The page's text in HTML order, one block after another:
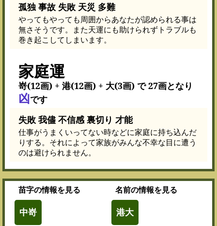
孤独 事故 失敗 天災 多難
やってもやっても周囲からあなたが認められる事は
無さそうです。また天運にも助けられずトラブルも
巻き起こしてしまいます。
家庭運
嵜(12画) + 港(12画) + 大(3画) で 27画となり
凶です
失敗 我儘 不信感 裏切り 才能
仕事がうまくいってない時などに家庭に持ち込んだ
りする。それによって家族がみんな不幸な目に遭う
のは避けられません。
苗字の情報を見る
中嵜
名前の情報を見る
港大